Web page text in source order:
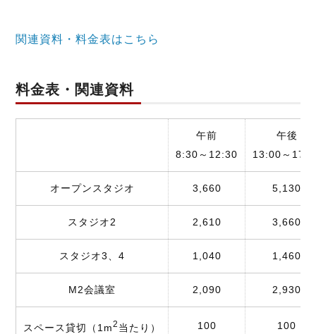
関連資料・料金表はこちら
料金表・関連資料
午前
8:30～12:30
午後
13:00～
オープンスタジオ 3,660 5,130
スタジオ2 2,610 3,660
スタジオ3、4 1,040 1,460
M2会議室 2,090 2,930
スペース貸切 （1m2 当たり） 100 100